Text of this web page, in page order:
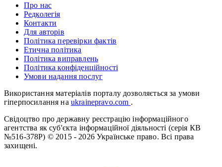
Про нас
Редколегія
Контакти
Для авторів
Політика перевірки фактів
Етична політика
Політика виправлень
Політика конфіденційності
Умови надання послуг
Використання матеріалів порталу дозволяється за умови
гіперпосилання на ukrainepravo.com .
Свідоцтво про державну реєстрацію інформаційного
агентства як суб'єкта інформаційної діяльності (серія КВ
№516-378Р) © 2015 - 2026 Українське право. Всі права
захищені.